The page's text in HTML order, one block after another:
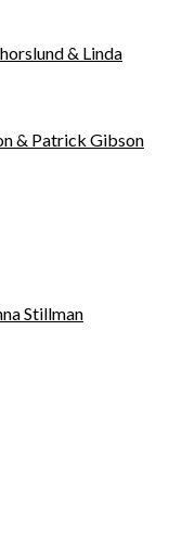
& Linda
& Patrick Gibson
Stillman